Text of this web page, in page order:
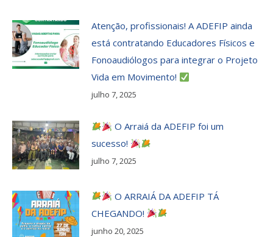
Atenção, profissionais! A ADEFIP ainda
está contratando Educadores Físicos e
Fonoaudiólogos para integrar o Projeto
Vida em Movimento!
julho 7, 2025
O Arraiá da ADEFIP foi um
sucesso!
julho 7, 2025
O ARRAIÁ DA ADEFIP TÁ
CHEGANDO!
junho 20, 2025